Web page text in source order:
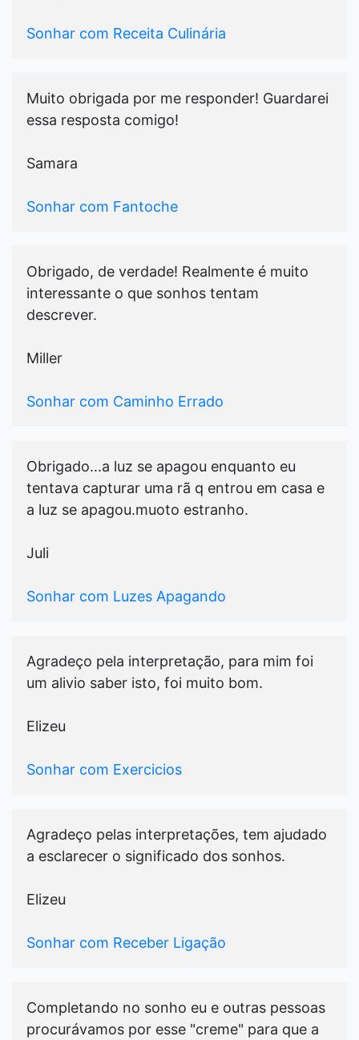
Sonhar com Receita Culinária
Muito obrigada por me responder! Guardarei
essa resposta comigo!
Samara
Sonhar com Fantoche
Obrigado, de verdade! Realmente é muito
interessante o que sonhos tentam
descrever.
Miller
Sonhar com Caminho Errado
Obrigado...a luz se apagou enquanto eu
tentava capturar uma rã q entrou em casa e
a luz se apagou.muoto estranho.
Juli
Sonhar com Luzes Apagando
Agradeço pela interpretação, para mim foi
um alivio saber isto, foi muito bom.
Elizeu
Sonhar com Exercicios
Agradeço pelas interpretações, tem ajudado
a esclarecer o significado dos sonhos.
Elizeu
Sonhar com Receber Ligação
Completando no sonho eu e outras pessoas
procurávamos por esse "creme" para que a